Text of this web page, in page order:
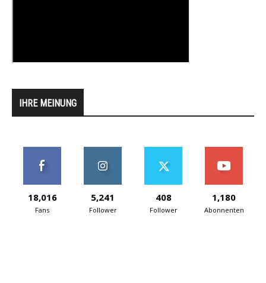
IHRE MEINUNG
18,016
Fans
5,241
Follower
408
Follower
1,180
Abonnenten